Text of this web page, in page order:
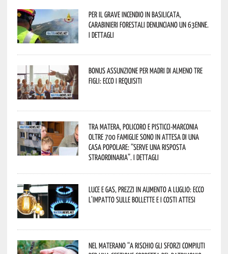
Per il grave incendio in Basilicata,
Carabinieri forestali denunciano un 63enne.
I dettagli
Bonus assunzione per madri di almeno tre
figli: ecco i requisiti
Tra Matera, Policoro e Pisticci-Marconia
oltre 700 famiglie sono in attesa di una
casa popolare: “serve una risposta
straordinaria”. I dettagli
Luce e gas, prezzi in aumento a luglio: ecco
l’impatto sulle bollette e i costi attesi
Nel materano “a rischio gli sforzi compiuti